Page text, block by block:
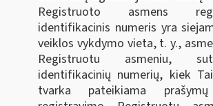
Registruoto asmens
identifikacinis numeris yra
veiklos vykdymo vieta, t. y.,
Registruotu asmeniu,
identifikacinių numerių, kiek
tvarka pateikiama